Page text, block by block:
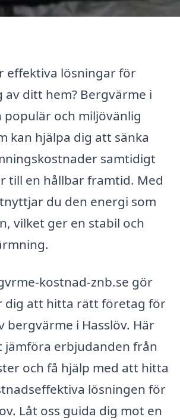
effektiva lösningar för
ditt hem? Bergvärme i
populär och miljövänlig
kan hjälpa dig att sänka
samtidigt
till en hållbar framtid. Med
du den energi som
vilket ger en stabil och
kostnad-znb.se gör
dig att hitta rätt företag för
bergvärme i Hasslöv. Här
jämföra erbjudanden från
och få hjälp med att hitta
lösningen för
Låt oss guida dig mot en